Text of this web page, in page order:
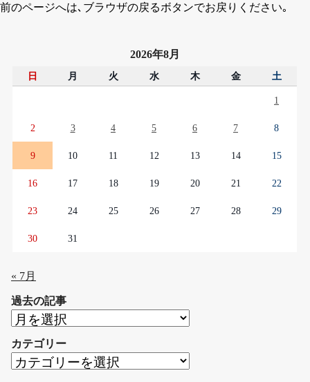
前のページへは､ブラウザの戻るボタンでお戻りください｡
2026年8月
日 月 火 水 木 金 土
1
2 3 4 5 6 7 8
9 10 11 12 13 14 15
16 17 18 19 20 21 22
23 24 25 26 27 28 29
30 31
« 7月
過去の記事
過
の
記
カテゴリー
カ